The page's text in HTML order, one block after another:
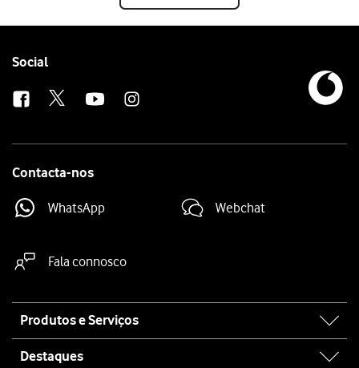
Follow
Social
Contacta-nos
WhatsApp Webchat
Fala connosco
map
Produtos e Serviços
Destaques